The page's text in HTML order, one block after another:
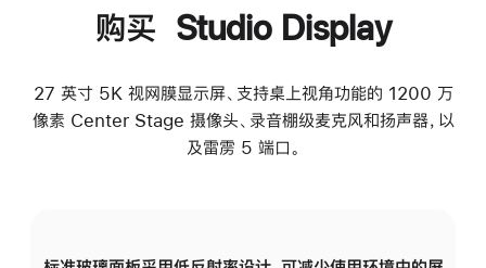
购买 Studio Display
27 英寸 5K 视网膜显示屏、支持桌上视角功能的 1200 万
像素 Center Stage 摄像头、录音棚级麦克风和扬声器，以
及雷雳 5 端口。